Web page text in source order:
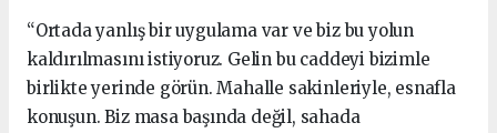
“Ortada yanlış bir uygulama var ve biz bu yolun
kaldırılmasını istiyoruz. Gelin bu caddeyi bizimle
birlikte yerinde görün. Mahalle sakinleriyle, esnafla
konuşun. Biz masa başında değil, sahada